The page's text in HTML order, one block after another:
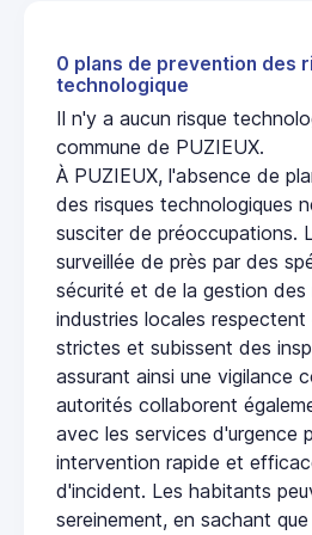
0 plans de prevention des
technologique
Il n'y a aucun risque
commune de PUZIEUX.
À PUZIEUX, l'absence de
des risques technologiques
susciter de préoccupations.
surveillée de près par des
sécurité et de la gestion des
industries locales respectent
strictes et subissent des
assurant ainsi une vigilance
autorités collaborent
avec les services d'urgence
intervention rapide et
d'incident. Les habitants
sereinement, en sachant